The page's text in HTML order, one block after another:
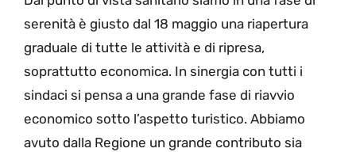
serenità è giusto dal 18 maggio una riapertura
graduale di tutte le attività e di ripresa,
soprattutto economica. In sinergia con tutti i
sindaci si pensa a una grande fase di riavvio
economico sotto l’aspetto turistico. Abbiamo
avuto dalla Regione un grande contributo sia